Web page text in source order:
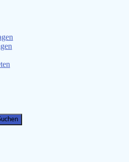
finden